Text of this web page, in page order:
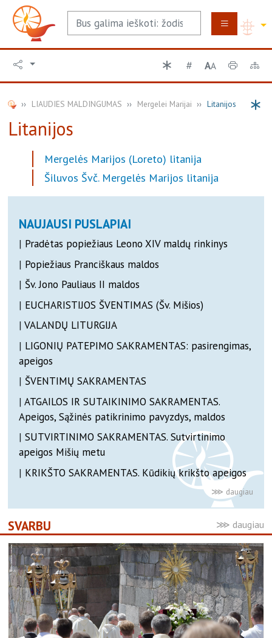
AA
LIAUDIES MALDINGUMAS Mergelei Marijai Litanijos
Litanijos
Mergelės Marijos (Loreto) litanija
Šiluvos Švč. Mergelės Marijos litanija
NAUJAUSI PUSLAPIAI
| Pradėtas popiežiaus Leono XIV maldų rinkinys
| Popiežiaus Pranciškaus maldos
| Šv. Jono Pauliaus II maldos
| EUCHARISTIJOS ŠVENTIMAS (Šv. Mišios)
| VALANDŲ LITURGIJA
| LIGONIŲ PATEPIMO SAKRAMENTAS: pasirengimas,
apeigos
| ŠVENTIMŲ SAKRAMENTAS
| ATGAILOS IR SUTAIKINIMO SAKRAMENTAS.
Apeigos, Sąžinės patikrinimo pavyzdys, maldos
| SUTVIRTINIMO SAKRAMENTAS. Sutvirtinimo
apeigos Mišių metu
| KRIKŠTO SAKRAMENTAS. Kūdikių krikšto apeigos
SVARBU